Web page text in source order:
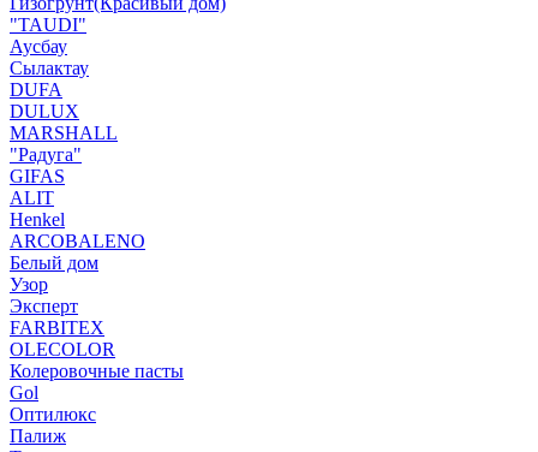
"TAUDI"
Аусбау
Сылактау
DUFA
DULUX
MARSHALL
"Радуга"
GIFAS
ALIT
Henkel
ARCOBALENO
Белый дом
Узор
Эксперт
FARBITEX
OLECOLOR
Колеровочные пасты
Gol
Оптилюкс
Палиж